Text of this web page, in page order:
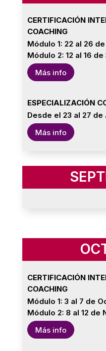
CERTIFICACIÓN
COACHING
Módulo 1: 22 al 26
Módulo 2: 12 al 16
Más info
ESPECIALIZACIÓN
Desde el 23 al 27
Más info
CERTIFICACIÓN
COACHING
Módulo 1: 3 al 7 de
Módulo 2: 8 al 12 de
Más info